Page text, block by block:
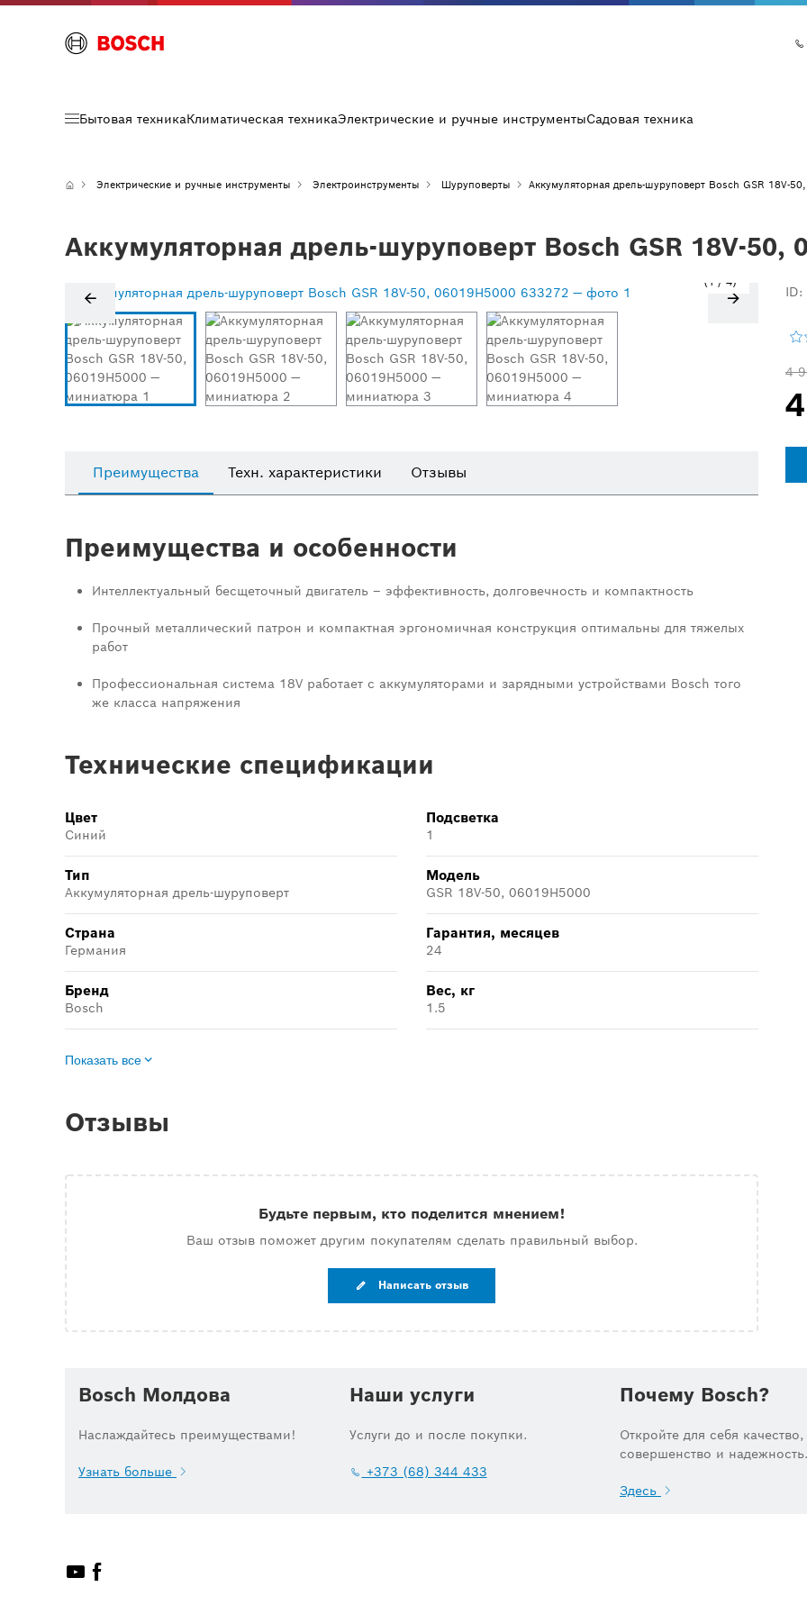
Бытовая техникаКлиматическая техникаЭлектрические и ручные инструментыСадовая техника
Электрические и ручные инструменты Электроинструменты Шуруповерты Аккумуляторная дрель-шуруповерт Bosch GSR 18V-
Аккумуляторная дрель-шуруповерт Bosch GSR 18V-50,
1 / 4
ID:
4
Преимущества Техн. характеристики Отзывы
Преимущества и особенности
Интеллектуальный бесщеточный двигатель – эффективность, долговечность и компактность
Прочный металлический патрон и компактная эргономичная конструкция оптимальны для тяжелых
работ
Профессиональная система 18V работает с аккумуляторами и зарядными устройствами Bosch того
же класса напряжения
Технические спецификации
Цвет
Синий
Подсветка
1
Тип
Аккумуляторная дрель-шуруповерт
Модель
GSR 18V-50, 06019H5000
Страна
Германия
Гарантия, месяцев
24
Бренд
Bosch
Вес, кг
1.5
Показать все
Отзывы
Будьте первым, кто поделится мнением!
Ваш отзыв поможет другим покупателям сделать правильный выбор.
Написать отзыв
Bosch Молдова
Наслаждайтесь преимуществами!
Узнать больше
Наши услуги
Услуги до и после покупки.
+373 (68) 344 433
Почему Bosch?
Откройте для себя качество,
совершенство и надежность.
Здесь